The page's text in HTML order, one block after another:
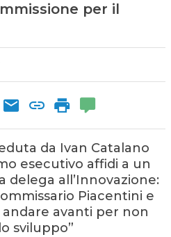
per il
da Ivan Catalano
esecutivo affidi a un
delega all’Innovazione:
Piacentini e
andare avanti per non
sviluppo”